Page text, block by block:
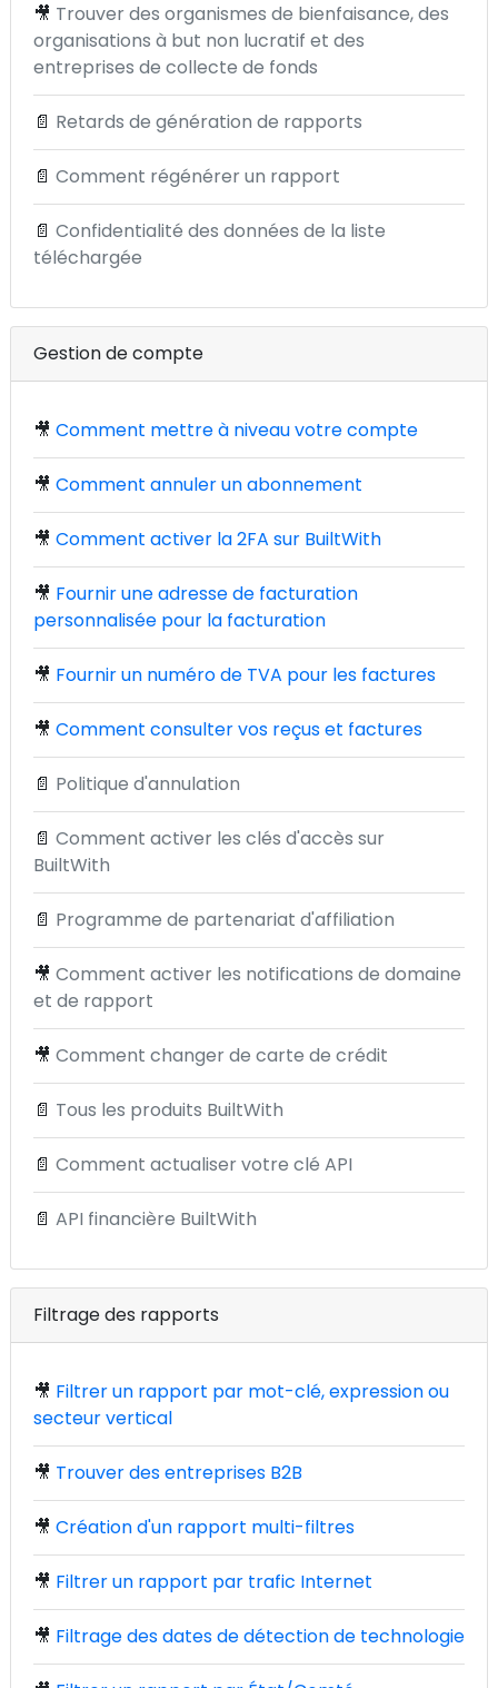
🎥 Trouver des organismes de bienfaisance, des
organisations à but non lucratif et des
entreprises de collecte de fonds
📄 Retards de génération de rapports
📄 Comment régénérer un rapport
📄 Confidentialité des données de la liste
téléchargée
Gestion de compte
🎥 Comment mettre à niveau votre compte
🎥 Comment annuler un abonnement
🎥 Comment activer la 2FA sur BuiltWith
🎥 Fournir une adresse de facturation
personnalisée pour la facturation
🎥 Fournir un numéro de TVA pour les factures
🎥 Comment consulter vos reçus et factures
📄 Politique d'annulation
📄 Comment activer les clés d'accès sur
BuiltWith
📄 Programme de partenariat d'affiliation
🎥 Comment activer les notifications de domaine
et de rapport
🎥 Comment changer de carte de crédit
📄 Tous les produits BuiltWith
📄 Comment actualiser votre clé API
📄 API financière BuiltWith
Filtrage des rapports
🎥 Filtrer un rapport par mot-clé, expression ou
secteur vertical
🎥 Trouver des entreprises B2B
🎥 Création d'un rapport multi-filtres
🎥 Filtrer un rapport par trafic Internet
🎥 Filtrage des dates de détection de technologie